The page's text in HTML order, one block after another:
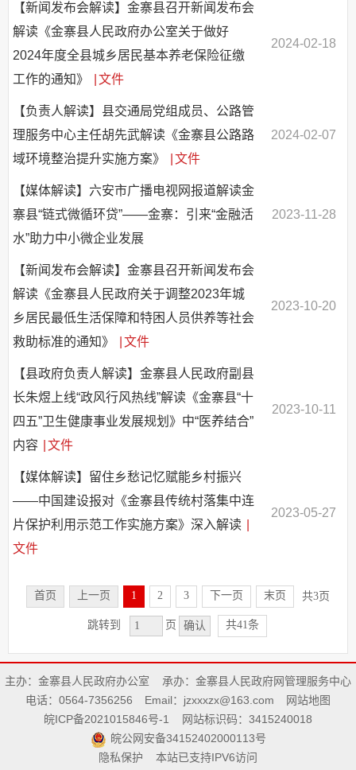
【新闻发布会解读】金寨县召开新闻发布会
解读《金寨县人民政府办公室关于做好
2024年度全县城乡居民基本养老保险征缴
工作的通知》
文件
2024-02-18
【负责人解读】县交通局党组成员、公路管
理服务中心主任胡先武解读《金寨县公路路
域环境整治提升实施方案》
文件
2024-02-07
【媒体解读】六安市广播电视网报道解读金
寨县“链式微循环贷”——金寨：引来“金融活
水”助力中小微企业发展
2023-11-28
【新闻发布会解读】金寨县召开新闻发布会
解读《金寨县人民政府关于调整2023年城
乡居民最低生活保障和特困人员供养等社会
救助标准的通知》
文件
2023-10-20
【县政府负责人解读】金寨县人民政府副县
长朱煜上线“政风行风热线”解读《金寨县“十
四五”卫生健康事业发展规划》中“医养结合”
内容
文件
2023-10-11
【媒体解读】留住乡愁记忆赋能乡村振兴
——中国建设报对《金寨县传统村落集中连
片保护利用示范工作实施方案》深入解读
文件
2023-05-27
首页 上一页 1 2 3 下一页 末页 共3页
跳转到 页 确认 共41条
主办：金寨县人民政府办公室
承办：金寨县人民政府网管理服务中心
电话：0564-7356256
Email：jzxxxzx@163.com
网站地图
皖ICP备2021015846号-1
网站标识码：3415240018
皖公网安备34152402000113号
隐私保护
本站已支持IPV6访问